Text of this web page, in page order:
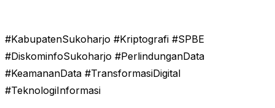
#KabupatenSukoharjo #Kriptografi #SPBE
#DiskominfoSukoharjo #PerlindunganData
#KeamananData #TransformasiDigital
#TeknologiInformasi